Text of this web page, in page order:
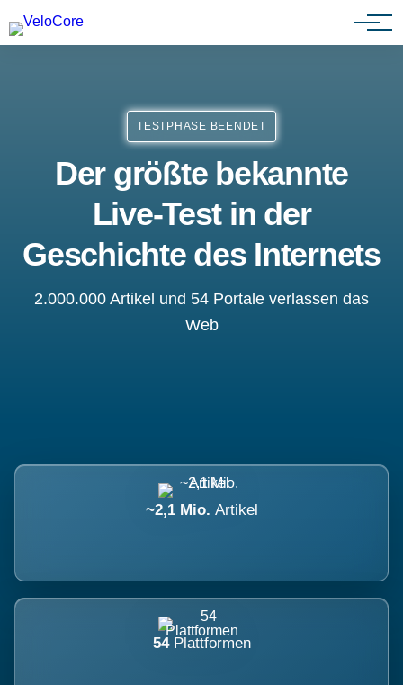
Agenturen & Webdesigner
TESTPHASE BEENDET
Der größte bekannte
Live-Test in der
Geschichte des Internets
2.000.000 Artikel und 54 Portale verlassen das
Web
~2,1 Mio. Artikel
54 Plattformen